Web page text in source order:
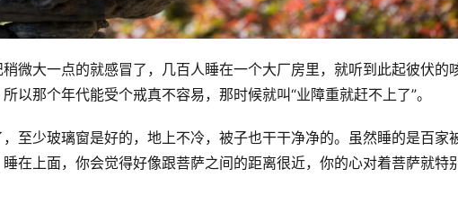
微大一点的就感冒了，几百人睡在一个大厂房里，就听到此起彼伏的
以那个年代能受个戒真不容易，那时候就叫“业障重就赶不上了”。
至少玻璃窗是好的，地上不冷，被子也干干净净的。虽然睡的是百家
在上面，你会觉得好像跟菩萨之间的距离很近，你的心对着菩萨就特